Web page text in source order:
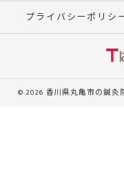
プライバシーポリシ
© 2026 香川県丸亀市の鍼灸